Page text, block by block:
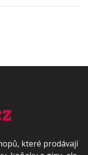
které prodávají